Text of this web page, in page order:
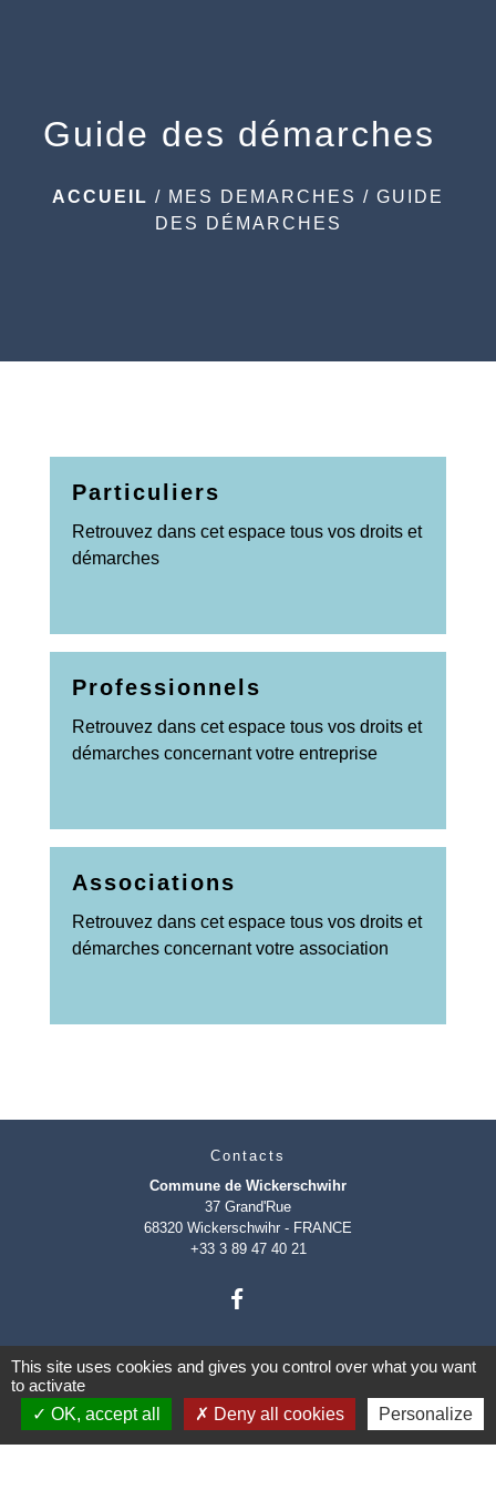
Guide des démarches
ACCUEIL / MES DEMARCHES / GUIDE
DES DÉMARCHES
Particuliers
Retrouvez dans cet espace tous vos droits et
démarches
Professionnels
Retrouvez dans cet espace tous vos droits et
démarches concernant votre entreprise
Associations
Retrouvez dans cet espace tous vos droits et
démarches concernant votre association
Contacts
Commune de Wickerschwihr
37 Grand'Rue
68320 Wickerschwihr - FRANCE
+33 3 89 47 40 21
Mentions légales - Politique de confidentialité -
Accessibilité - Plan du site - Gestion des cookies
This site uses cookies and gives you control over what you want
to activate
OK, accept all
Deny all cookies Personalize